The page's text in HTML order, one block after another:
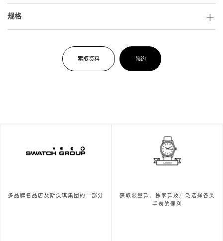
规格
索取资料 预约
多品牌名品店及斯沃琪集团的一部分
获取限量款、独家款及广泛选择各类
手表的便利